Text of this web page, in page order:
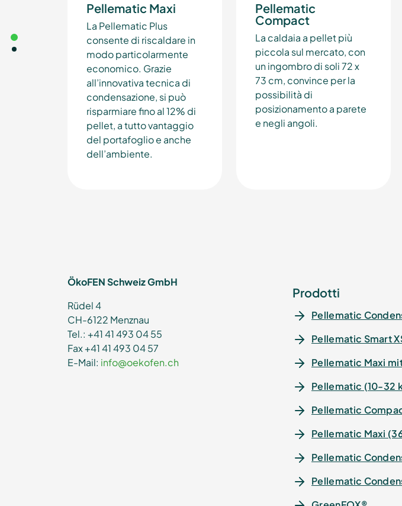
Pellematic Maxi
La Pellematic Plus
consente di riscaldare in
modo particolarmente
economico. Grazie
all’innovativa tecnica di
condensazione, si può
risparmiare fino al 12% di
pellet, a tutto vantaggio
del portafoglio e anche
dell’ambiente.
Pellematic
Compact
La caldaia a pellet più
piccola sul mercato, con
un ingombro di soli 72 x
73 cm, convince per la
possibilità di
posizionamento a parete
e negli angoli.
ÖkoFEN Schweiz GmbH
Rüdel 4
CH-6122 Menznau
Tel.: +41 41 493 04 55
Fax +41 41 493 04 57
E-Mail: info@oekofen.ch
Prodotti
Pellematic
Pellematic Smart
Pellematic Maxi
Pellematic (10-32
Pellematic
Pellematic Maxi
Pellematic
Pellematic